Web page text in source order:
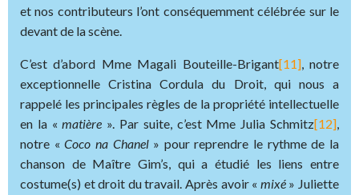
et nos contributeurs l’ont conséquemment célébrée sur le
devant de la scène.
C’est d’abord Mme Magali Bouteille-Brigant[11], notre
exceptionnelle Cristina Cordula du Droit, qui nous a
rappelé les principales règles de la propriété intellectuelle
en la «matière ». Par suite, c’est Mme Julia Schmitz[12],
notre «Coco na Chanel» pour reprendre le rythme de la
chanson de Maître Gim’s, qui a étudié les liens entre
costume(s) et droit du travail. Après avoir « mixé» Juliette